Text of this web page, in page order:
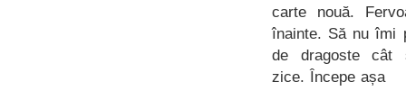
carte nouă.
înainte. Să nu îmi
de dragoste cât
zice. Începe așa